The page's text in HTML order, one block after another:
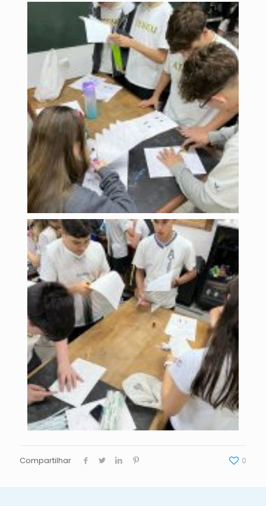
Compartilhar 0